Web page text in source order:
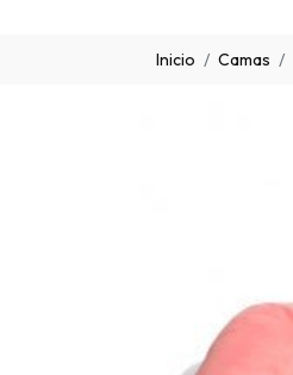
Inicio Camas